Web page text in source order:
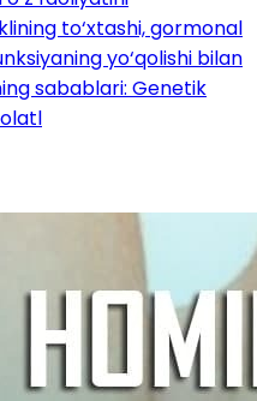
to‘xtashi, gormonal
yo‘qolishi bilan
sabablari: Genetik